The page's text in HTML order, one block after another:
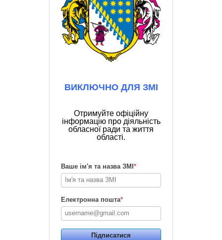
ВИКЛЮЧНО ДЛЯ ЗМІ
Отримуйте офіційну
інформацію про діяльність
обласної ради та життя
області.
Ваше ім'я та назва ЗМІ *
Електронна пошта*
Підписатися